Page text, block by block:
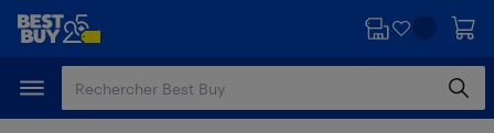
Passer
principal
Passer